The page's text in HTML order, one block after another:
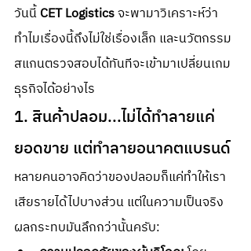
วันนี้ CET Logistics จะพามาวิเคราะห์ว่า
ทำไมเรื่องนี้ถึงไม่ใช่เรื่องเล็ก และนวัตกรรม
สแกนตรวจสอบได้ทันทีจะเข้ามาเปลี่ยนเกม
ธุรกิจได้อย่างไร
1. สินค้าปลอม...ไม่ได้ทำลายแค่
ยอดขาย แต่ทำลายอนาคตแบรนด์
หลายคนอาจคิดว่าของปลอมก็แค่ทำให้เรา
เสียรายได้ไปบางส่วน แต่ในความเป็นจริง
ผลกระทบมันลึกกว่านั้นครับ: